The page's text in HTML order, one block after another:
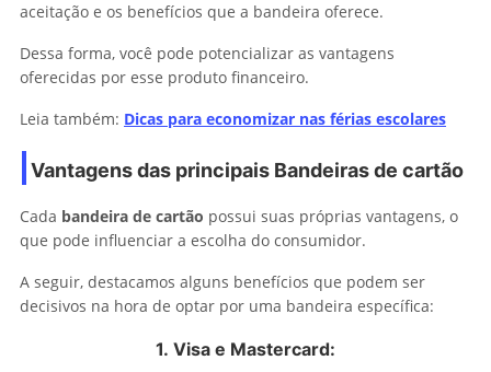
aceitação e os benefícios que a bandeira oferece.
Dessa forma, você pode potencializar as vantagens
oferecidas por esse produto financeiro.
Leia também: Dicas para economizar nas férias escolares
Vantagens das principais Bandeiras de cartão
Cada bandeira de cartão possui suas próprias vantagens, o
que pode influenciar a escolha do consumidor.
A seguir, destacamos alguns benefícios que podem ser
decisivos na hora de optar por uma bandeira específica:
1. Visa e Mastercard: